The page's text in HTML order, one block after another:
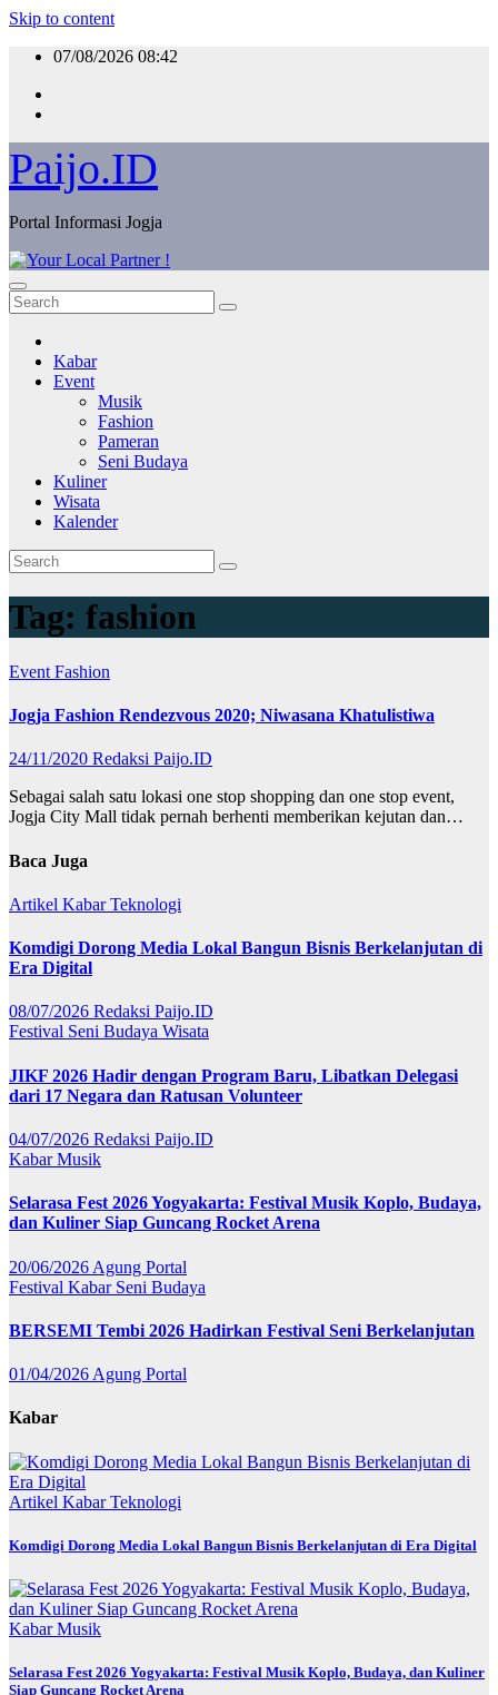
Skip to content
07/08/2026 08:42
Paijo.ID
Portal Informasi Jogja
Kabar
Event
Musik
Fashion
Pameran
Seni Budaya
Kuliner
Wisata
Kalender
Tag: fashion
Event Fashion
Jogja Fashion Rendezvous 2020; Niwasana Khatulistiwa
24/11/2020 Redaksi Paijo.ID
Sebagai salah satu lokasi one stop shopping dan one stop event,
Jogja City Mall tidak pernah berhenti memberikan kejutan dan…
Baca Juga
Artikel KabarTeknologi
Komdigi Dorong Media Lokal Bangun Bisnis Berkelanjutan di
Era Digital
08/07/2026 Redaksi Paijo.ID
Festival Seni Budaya Wisata
JIKF 2026 Hadir dengan Program Baru, Libatkan Delegasi
dari 17 Negara dan Ratusan Volunteer
04/07/2026 Redaksi Paijo.ID
KabarMusik
Selarasa Fest 2026 Yogyakarta: Festival Musik Koplo, Budaya,
dan Kuliner Siap Guncang Rocket Arena
20/06/2026 Agung Portal
Festival Kabar Seni Budaya
BERSEMI Tembi 2026 Hadirkan Festival Seni Berkelanjutan
01/04/2026 Agung Portal
Kabar
Artikel KabarTeknologi
Komdigi Dorong Media Lokal Bangun Bisnis Berkelanjutan di Era Digital
KabarMusik
Selarasa Fest 2026 Yogyakarta: Festival Musik Koplo, Budaya, dan Kuliner
Siap Guncang Rocket Arena